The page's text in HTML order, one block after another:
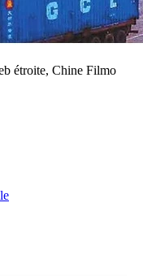
étroite, Chine Filmo